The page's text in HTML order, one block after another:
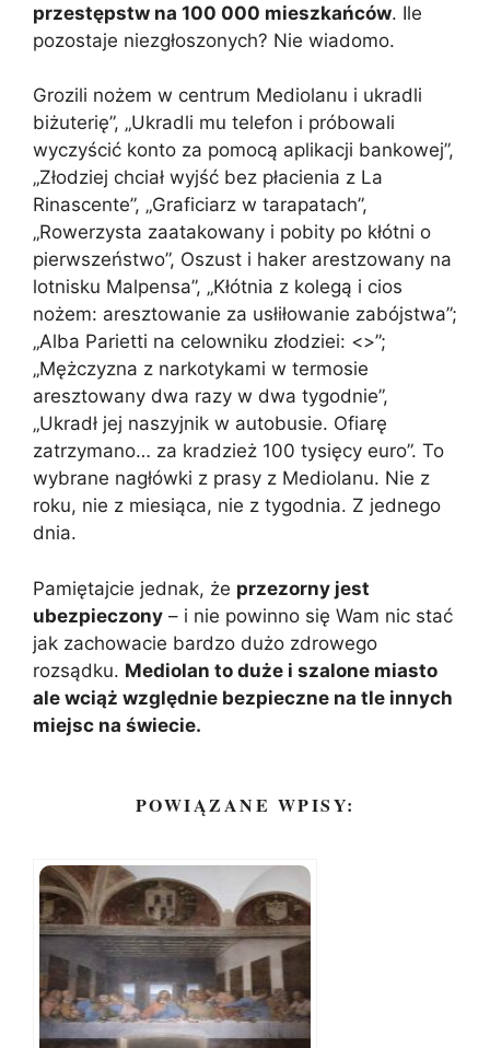
przestępstw na 100 000 mieszkańców. Ile
pozostaje niezgłoszonych? Nie wiadomo.
Grozili nożem w centrum Mediolanu i ukradli
biżuterię”, „Ukradli mu telefon i próbowali
wyczyścić konto za pomocą aplikacji bankowej”,
„Złodziej chciał wyjść bez płacienia z La
Rinascente”, „Graficiarz w tarapatach”,
„Rowerzysta zaatakowany i pobity po kłótni o
pierwszeństwo”, Oszust i haker arestzowany na
lotnisku Malpensa”, „Kłótnia z kolegą i cios
nożem: aresztowanie za usłiłowanie zabójstwa”;
„Alba Parietti na celowniku złodziei: <>”;
„Mężczyzna z narkotykami w termosie
aresztowany dwa razy w dwa tygodnie”,
„Ukradł jej naszyjnik w autobusie. Ofiarę
zatrzymano… za kradzież 100 tysięcy euro”. To
wybrane nagłówki z prasy z Mediolanu. Nie z
roku, nie z miesiąca, nie z tygodnia. Z jednego
dnia.
Pamiętajcie jednak, że przezorny jest
ubezpieczony – i nie powinno się Wam nic stać
jak zachowacie bardzo dużo zdrowego
rozsądku. Mediolan to duże i szalone miasto
ale wciąż względnie bezpieczne na tle innych
miejsc na świecie.
POWIĄZANE WPISY: